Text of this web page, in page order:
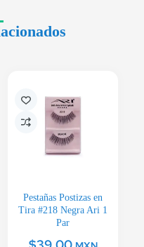
Pestañas Postizas en
Tira #218 Negra Ari 1
Par